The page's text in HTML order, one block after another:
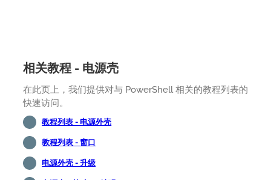
相关教程 - 电源壳
在此页上，我们提供对与 PowerShell 相关的教程列表的
快速访问。
教程列表 - 电源外壳
教程列表 - 窗口
电源外壳 - 升级